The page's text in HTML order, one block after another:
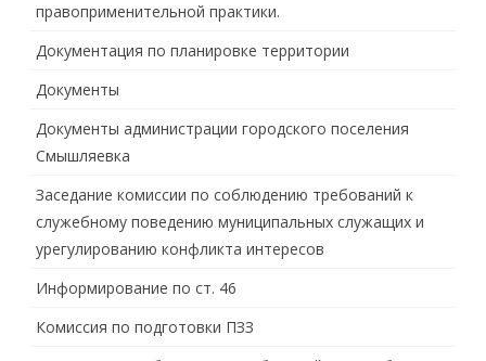
правоприменительной практики.
Документация по планировке территории
Документы
Документы администрации городского поселения
Смышляевка
Заседание комиссии по соблюдению требований к
служебному поведению муниципальных служащих и
урегулированию конфликта интересов
Информирование по ст. 46
Комиссия по подготовки ПЗЗ